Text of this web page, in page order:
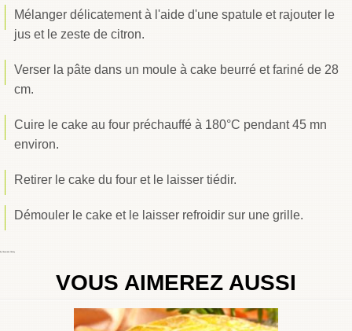
Mélanger délicatement à l'aide d'une spatule et rajouter le
jus et le zeste de citron.
Verser la pâte dans un moule à cake beurré et fariné de 28
cm.
Cuire le cake au four préchauffé à 180°C pendant 45 mn
environ.
Retirer le cake du four et le laisser tiédir.
Démouler le cake et le laisser refroidir sur une grille.
VOUS AIMEREZ AUSSI